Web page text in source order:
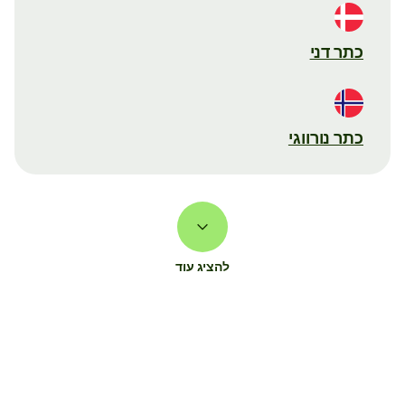
כתר דני
כתר נורווגי
להציג עוד